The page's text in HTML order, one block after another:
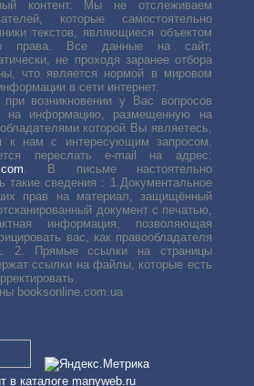
контент. Мы не отслеживаем
которые самостоятельно
текстов, являющиеся объектом
права. Все данные на сайт,
не проходя заранее отбора
что является нормой в мировом
в сети интернет.
возникновении у Вас вопросов
на информацию, размещенную на
которой Вы являетесь,
к нам с интересующим запросом.
переслать е-mail на адрес:
. В письме настоятельно
такие сведения : 1.Документальное
прав на материал, защищённый
документ с печатью,
информация, позволяющая
вас, как правообладателя
2. Прямые ссылки на страницы
ссылки на файлы, которые есть
booksonline.com.ua